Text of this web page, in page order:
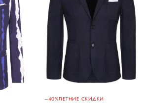
–40%ЛЕТНИЕ СКИДКИ